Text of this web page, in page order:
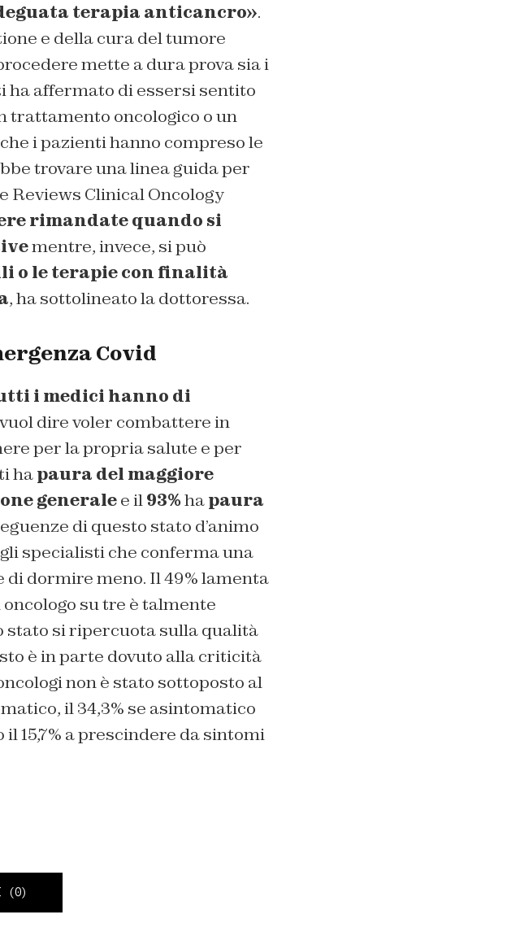
terapia anticancro».
e della cura del tumore
mette a dura prova sia i
ha affermato di essersi sentito
trattamento oncologico o un
i pazienti hanno compreso le
trovare una linea guida per
Reviews Clinical Oncology
rimandate quando si
mentre, invece, si può
o le terapie con finalità
, ha sottolineato la dottoressa.
Covid
i medici hanno di
dire voler combattere in
per la propria salute e per
hapaura del maggiore
generalee il93%hapaura
di questo stato d’animo
specialisti che conferma una
di dormire meno. Il 49% lamenta
su tre è talmente
stato si ripercuota sulla qualità
è in parte dovuto alla criticità
non è stato sottoposto al
il 34,3% se asintomatico
15,7% a prescindere da sintomi
(0)